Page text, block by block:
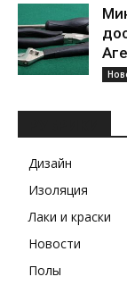
Дизайн
Изоляция
Лаки и краски
Новости
Полы